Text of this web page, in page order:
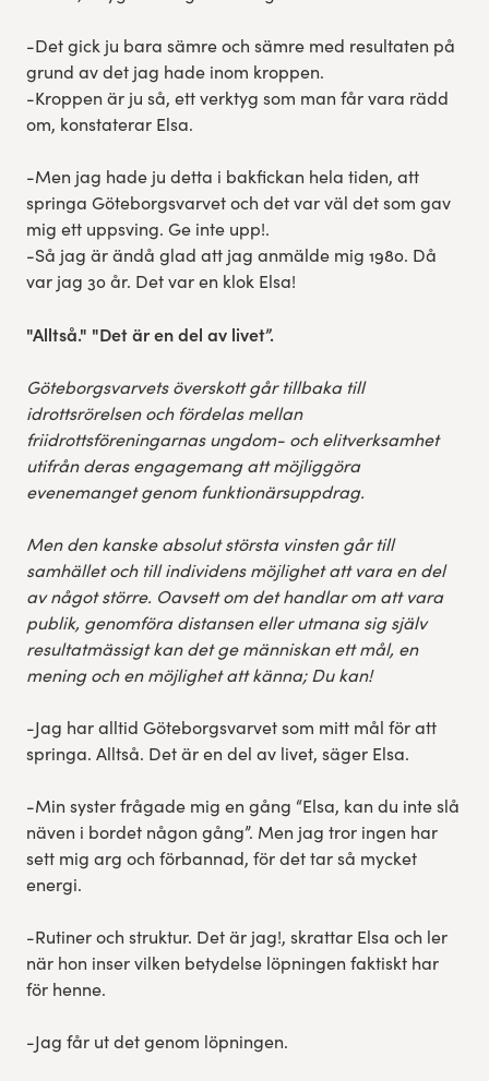
-Det gick ju bara sämre och sämre med resultaten på
grund av det jag hade inom kroppen.
-Kroppen är ju så, ett verktyg som man får vara rädd
om, konstaterar Elsa.
-Men jag hade ju detta i bakfickan hela tiden, att
springa Göteborgsvarvet och det var väl det som gav
mig ett uppsving. Ge inte upp!.
-Så jag är ändå glad att jag anmälde mig 1980. Då
var jag 30 år. Det var en klok Elsa!
"Alltså." "Det är en del av livet”.
Göteborgsvarvets överskott går tillbaka till
idrottsrörelsen och fördelas mellan
friidrottsföreningarnas ungdom- och elitverksamhet
utifrån deras engagemang att möjliggöra
evenemanget genom funktionärsuppdrag.
Men den kanske absolut största vinsten går till
samhället och till individens möjlighet att vara en del
av något större. Oavsett om det handlar om att vara
publik, genomföra distansen eller utmana sig själv
resultatmässigt kan det ge människan ett mål, en
mening och en möjlighet att känna; Du kan!
-Jag har alltid Göteborgsvarvet som mitt mål för att
springa. Alltså. Det är en del av livet, säger Elsa.
-Min syster frågade mig en gång “Elsa, kan du inte slå
näven i bordet någon gång”. Men jag tror ingen har
sett mig arg och förbannad, för det tar så mycket
energi.
-Rutiner och struktur. Det är jag!, skrattar Elsa och ler
när hon inser vilken betydelse löpningen faktiskt har
för henne.
-Jag får ut det genom löpningen.